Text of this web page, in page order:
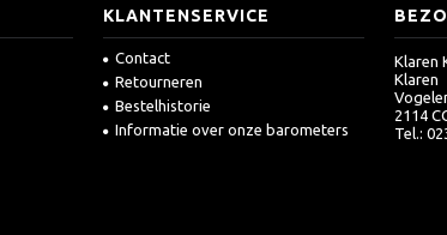
KLANTENSERVICE
Contact
Retourneren
Bestelhistorie
Informatie over onze barometers
Klaren
Klaren
2114
Tel.: